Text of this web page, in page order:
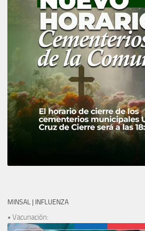
MINSAL | INFLUENZA
• Vacunación: